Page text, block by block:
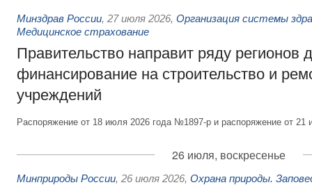
Минздрав России, 27 июля 2026, Организация системы
Медицинское страхование
Правительство направит ряду регионов
финансирование на строительство и
учреждений
Распоряжение от 18 июля 2026 года №1897-р и распоряжение от
26 июля, воскресенье
Минприроды России, 26 июля 2026, Охрана природы.